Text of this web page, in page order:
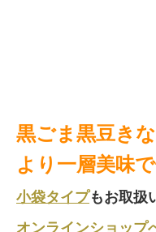
黒ごま黒豆き
より一層美味
小袋タイプもお取扱
オンラインショップ